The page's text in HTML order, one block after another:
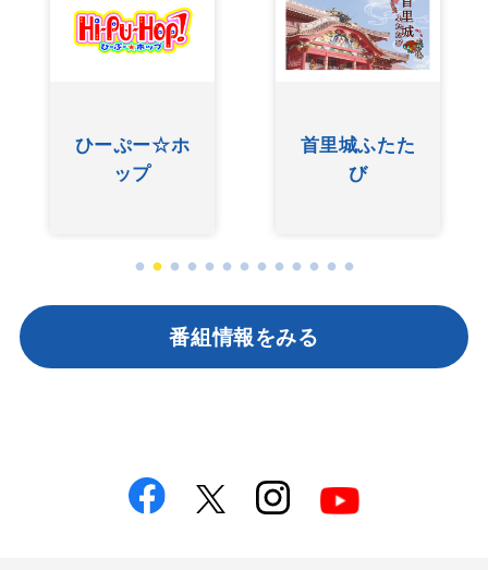
ぐしけんさん
友近ありんく
りんのい～あ
んべぇ
番組情報をみる